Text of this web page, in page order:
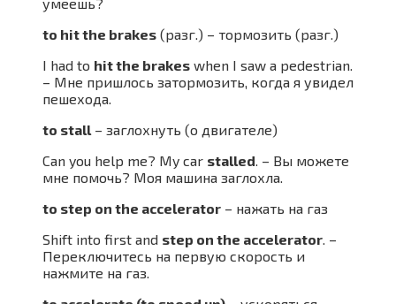
to hit the brakes (разг.) – тормозить (разг.)
I had to hit the brakes when I saw a pedestrian.
– Мне пришлось затормозить, когда я увидел
пешехода.
to stall – заглохнуть (о двигателе)
Can you help me? My car stalled. – Вы можете
мне помочь? Моя машина заглохла.
to step on the accelerator – нажать на газ
Shift into first and step on the accelerator. –
Переключитесь на первую скорость и
нажмите на газ.